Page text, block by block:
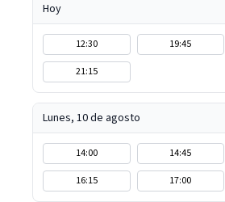
Hoy
12:30 19:45
21:15
Lunes, 10 de agosto
14:00 14:45
16:15
17:00